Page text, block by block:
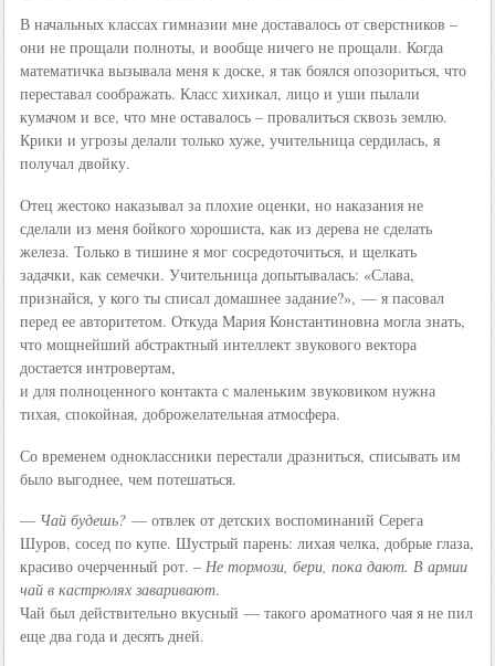
В начальных классах гимназии мне доставалось от сверстников –
они не прощали полноты, и вообще ничего не прощали. Когда
математичка вызывала меня к доске, я так боялся опозориться, что
переставал соображать. Класс хихикал, лицо и уши пылали
кумачом и все, что мне оставалось – провалиться сквозь землю.
Крики и угрозы делали только хуже, учительница сердилась, я
получал двойку.
Отец жестоко наказывал за плохие оценки, но наказания не
сделали из меня бойкого хорошиста, как из дерева не сделать
железа. Только в тишине я мог сосредоточиться, и щелкать
задачки, как семечки. Учительница допытывалась: «Слава,
признайся, у кого ты списал домашнее задание?», — я пасовал
перед ее авторитетом. Откуда Мария Константиновна могла знать,
что мощнейший абстрактный интеллект звукового вектора
достается интровертам,
и для полноценного контакта с маленьким звуковиком нужна
тихая, спокойная, доброжелательная атмосфера.
Со временем одноклассники перестали дразниться, списывать им
было выгоднее, чем потешаться.
— Чай будешь?— отвлек от детских воспоминаний Серега
Шуров, сосед по купе. Шустрый парень: лихая челка, добрые глаза,
красиво очерченный рот. – Не тормози, бери, пока дают. В армии
чай в кастрюлях заваривают.
Чай был действительно вкусный — такого ароматного чая я не пил
еще два года и десять дней.